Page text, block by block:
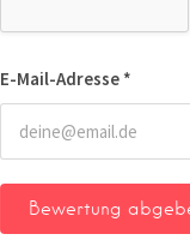
E-Mail-Adresse *